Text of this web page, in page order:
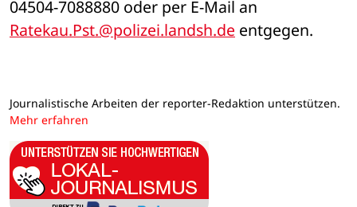
Ratekau.Pst.@polizei.landsh.de entgegen.
Journalistische Arbeiten der reporter-Redaktion unterstützen.
Mehr erfahren